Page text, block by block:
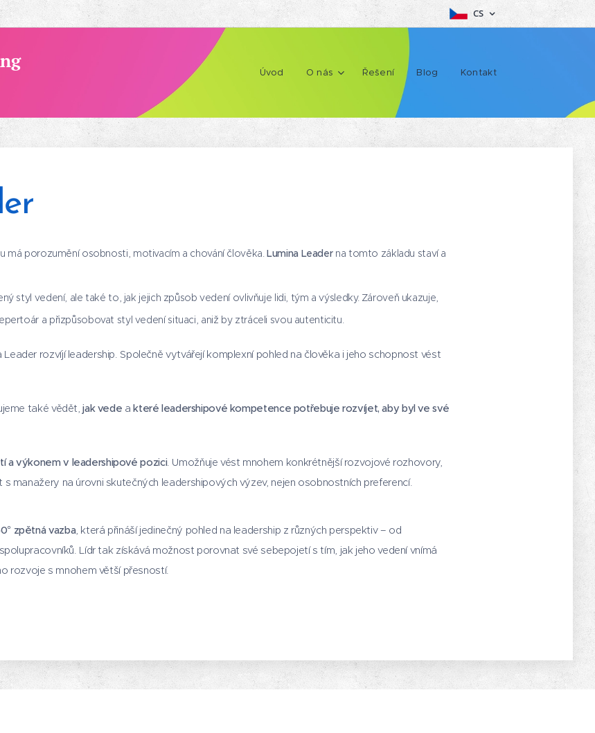
CS
Úvod O nás Řešení Blog Kontakt
má porozumění osobnosti, motivacím a chování člověka.Lumina Leaderna tomto základu staví a
styl vedení, ale také to, jak jejich způsob vedení ovlivňuje lidi, tým a výsledky. Zároveň ukazuje,
a přizpůsobovat styl vedení situaci, aniž by ztráceli svou autenticitu.
rozvíjí leadership. Společně vytvářejí komplexní pohled na člověka i jeho schopnost vést
také vědět,jak vede akteré leadershipové kompetence potřebuje rozvíjet, aby byl ve své
a výkonem v leadershipové pozici. Umožňuje vést mnohem konkrétnější rozvojové rozhovory,
manažery na úrovni skutečných leadershipových výzev, nejen osobnostních preferencí.
zpětná vazba, která přináší jedinečný pohled na leadership z různých perspektiv – od
Lídr tak získává možnost porovnat své sebepojetí s tím, jak jeho vedení vnímá
rozvoje s mnohem větší přesností.